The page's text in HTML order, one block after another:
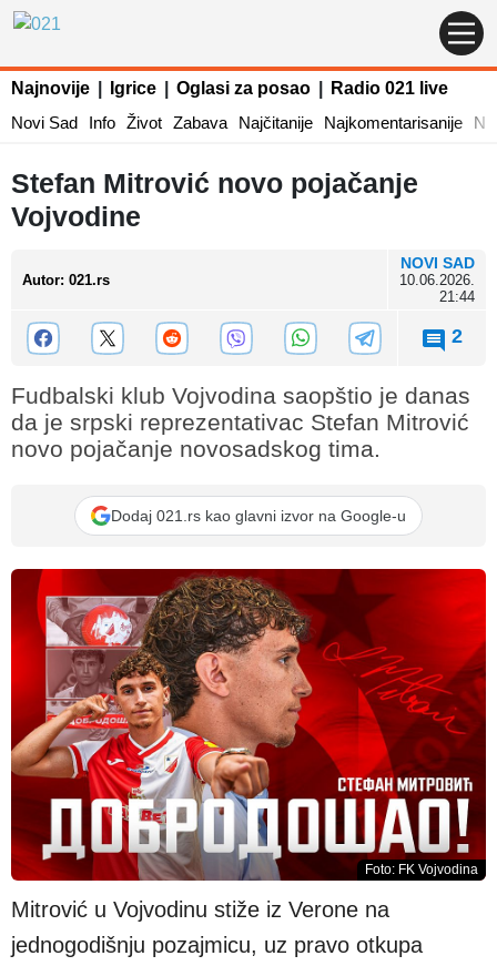
Najnovije Igrice Oglasi za posao
Radio 021 live
Novi Sad
Info Život Zabava Najčitanije Najkomentarisanije
Stefan Mitrović novo pojačanje
Vojvodine
Autor: 021.rs
NOVI SAD
10.06.2026.
21:44
2
Fudbalski klub Vojvodina saopštio je danas
da je srpski reprezentativac Stefan Mitrović
novo pojačanje novosadskog tima.
Dodaj 021.rs kao glavni izvor na Google-u
Foto: FK Vojvodina
Mitrović u Vojvodinu stiže iz Verone na
jednogodišnju pozajmicu, uz pravo otkupa